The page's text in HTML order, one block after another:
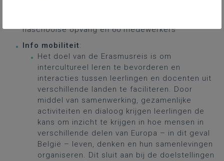
naschoolse opvang en 60 medewerkers
Info mobiliteit:
Het doel van de Erasmusreis is om
intercultureel leren te bevorderen en
interacties tussen leerlingen en docenten uit
verschillende landen te faciliteren. Door
middel van samenwerking, gezamenlijke
activiteiten en dialoog krijgen leerlingen de
kans om inzicht te krijgen in hoe mensen in
verschillende delen van Europa – in dit geval
België – leven, denken en hun samenlevingen
organiseren. Dit sluit aan bij de doelstellingen